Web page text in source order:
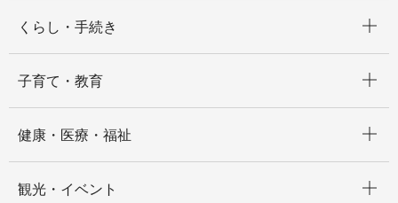
くらし・手続き
子育て・教育
健康・医療・福祉
観光・イベント